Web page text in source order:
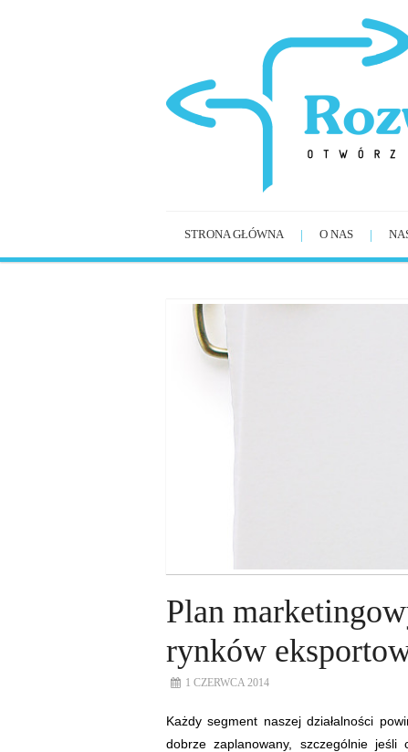
STRONA GŁÓWNA O NAS
Plan
rynków
1 CZERWCA 2014
Każdy segment naszej działalności
dobrze zaplanowany, szczególnie jeśli